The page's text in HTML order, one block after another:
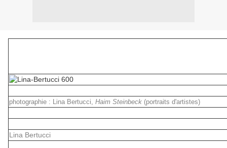
photographie : Lina Bertucci, Haim Steinbeck (portraits d'artistes)
Lina Bertucci